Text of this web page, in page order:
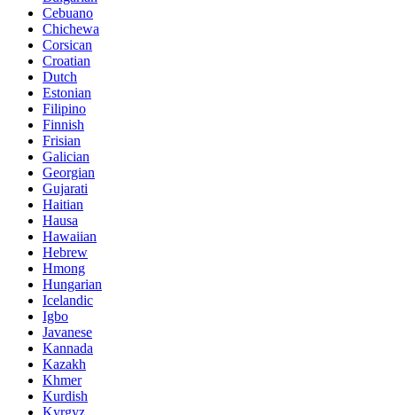
Cebuano
Chichewa
Corsican
Croatian
Dutch
Estonian
Filipino
Finnish
Frisian
Galician
Georgian
Gujarati
Haitian
Hausa
Hawaiian
Hebrew
Hmong
Hungarian
Icelandic
Igbo
Javanese
Kannada
Kazakh
Khmer
Kurdish
Kyrgyz